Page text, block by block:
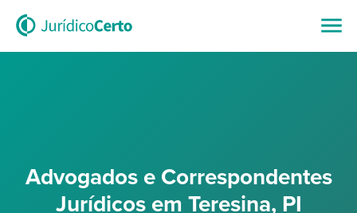
Advogados e Correspondentes
Jurídicos em Teresina, PI